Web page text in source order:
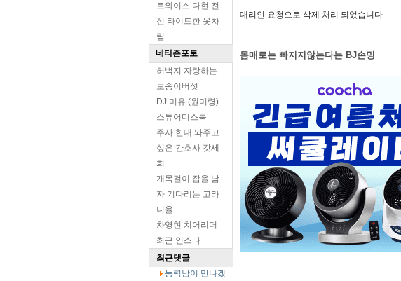
트와이스 다현 전
신 타이트한 옷차
림
네티즌포토
허벅지 자랑하는
보송이버섯
DJ 미유 (원미령)
스튜어디스룩
주사 한대 놔주고
싶은 간호사 갓세
희
개목걸이 잡을 남
자 기다리는 고라
니율
차영현 치어리더
최근 인스타
최근댓글
능력남이 만나겠
대리인 요청으로 삭제 처리 되었습니다
몸매로는 빠지지않는다는 BJ손밍